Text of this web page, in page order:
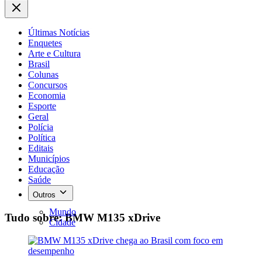
Últimas Notícias
Enquetes
Arte e Cultura
Brasil
Colunas
Concursos
Economia
Esporte
Geral
Polícia
Política
Editais
Municípios
Educação
Saúde
Outros
Mundo
Cidade
Tudo sobre: BMW M135 xDrive